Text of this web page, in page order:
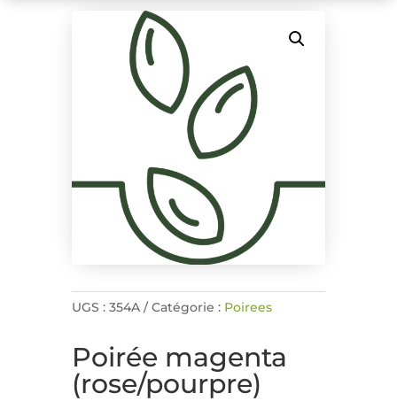
UGS : 354A Catégorie : Poirees
Poirée magenta
(rose/pourpre)